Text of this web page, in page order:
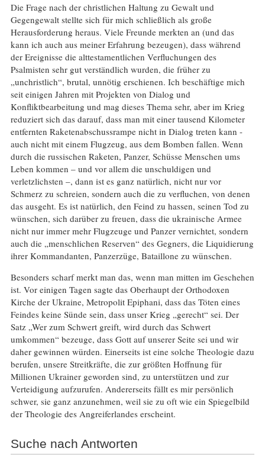
Die Frage nach der christlichen Haltung zu Gewalt und
Gegengewalt stellte sich für mich schließlich als große
Herausforderung heraus. Viele Freunde merkten an (und das
kann ich auch aus meiner Erfahrung bezeugen), dass während
der Ereignisse die alttestamentlichen Verfluchungen des
Psalmisten sehr gut verständlich wurden, die früher zu
„unchristlich“, brutal, unnötig erschienen. Ich beschäftige mich
seit einigen Jahren mit Projekten von Dialog und
Konfliktbearbeitung und mag dieses Thema sehr, aber im Krieg
reduziert sich das darauf, dass man mit einer tausend Kilometer
entfernten Raketenabschussrampe nicht in Dialog treten kann -
auch nicht mit einem Flugzeug, aus dem Bomben fallen. Wenn
durch die russischen Raketen, Panzer, Schüsse Menschen ums
Leben kommen – und vor allem die unschuldigen und
verletzlichsten –, dann ist es ganz natürlich, nicht nur vor
Schmerz zu schreien, sondern auch die zu verfluchen, von denen
das ausgeht. Es ist natürlich, den Feind zu hassen, seinen Tod zu
wünschen, sich darüber zu freuen, dass die ukrainische Armee
nicht nur immer mehr Flugzeuge und Panzer vernichtet, sondern
auch die „menschlichen Reserven“ des Gegners, die Liquidierung
ihrer Kommandanten, Panzerzüge, Bataillone zu wünschen.
Besonders scharf merkt man das, wenn man mitten im Geschehen
ist. Vor einigen Tagen sagte das Oberhaupt der Orthodoxen
Kirche der Ukraine, Metropolit Epiphani, dass das Töten eines
Feindes keine Sünde sein, dass unser Krieg „gerecht“ sei. Der
Satz „Wer zum Schwert greift, wird durch das Schwert
umkommen“ bezeuge, dass Gott auf unserer Seite sei und wir
daher gewinnen würden. Einerseits ist eine solche Theologie dazu
berufen, unsere Streitkräfte, die zur größten Hoffnung für
Millionen Ukrainer geworden sind, zu unterstützen und zur
Verteidigung aufzurufen. Andererseits fällt es mir persönlich
schwer, sie ganz anzunehmen, weil sie zu oft wie ein Spiegelbild
der Theologie des Angreiferlandes erscheint.
Suche nach Antworten